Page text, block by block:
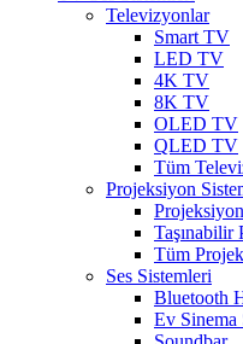
Televizyonlar
Smart TV
LED TV
4K TV
8K TV
OLED TV
QLED TV
Tüm
Projeksiyon
Taşınabilir
Tüm
Ses Sistemleri
Bluetooth
Ev Sinema